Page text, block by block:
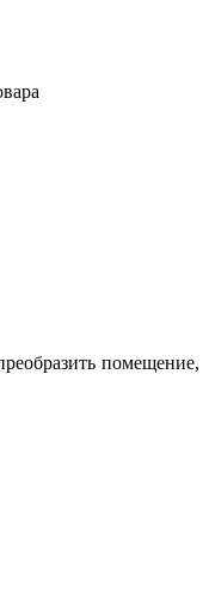
помещение,